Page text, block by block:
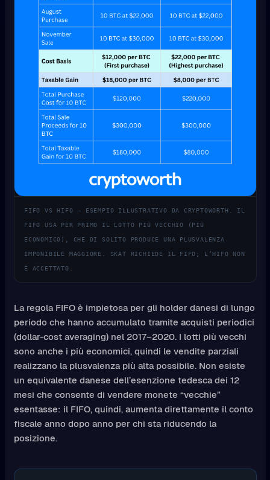
FIFO VS HIFO — ESEMPIO ILLUSTRATIVO DA CRYPTOWORTH. IL
FIFO USA PER PRIMO IL LOTTO PIÙ VECCHIO (PIÙ
ECONOMICO), CHE DI SOLITO PRODUCE UNA PLUSVALENZA
IMPONIBILE MAGGIORE. SKAT RICHIEDE IL FIFO; L’HIFO NON
È ACCETTATO.
La regola FIFO è impietosa per gli holder danesi di lungo
periodo che hanno accumulato tramite acquisti periodici
(dollar-cost averaging) nel 2017–2020. I lotti più vecchi
sono anche i più economici, quindi le vendite parziali
realizzano la plusvalenza più alta possibile. Non esiste
un equivalente danese dell’esenzione tedesca dei 12
mesi che consente di vendere monete “vecchie”
esentasse: il FIFO, quindi, aumenta direttamente il conto
fiscale anno dopo anno per chi sta riducendo la
posizione.